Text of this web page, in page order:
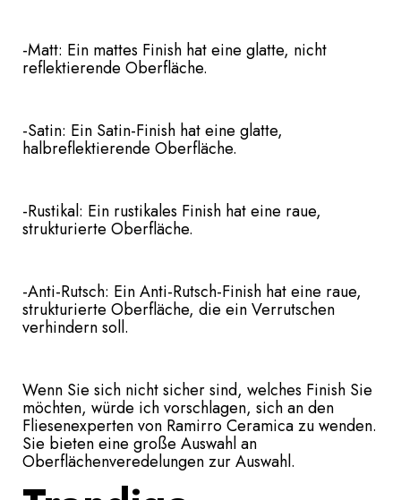
-Matt: Ein mattes Finish hat eine glatte, nicht
reflektierende Oberfläche.
-Satin: Ein Satin-Finish hat eine glatte,
halbreflektierende Oberfläche.
-Rustikal: Ein rustikales Finish hat eine raue,
strukturierte Oberfläche.
-Anti-Rutsch: Ein Anti-Rutsch-Finish hat eine raue,
strukturierte Oberfläche, die ein Verrutschen
verhindern soll.
Wenn Sie sich nicht sicher sind, welches Finish Sie
möchten, würde ich vorschlagen, sich an den
Fliesenexperten von Ramirro Ceramica zu wenden.
Sie bieten eine große Auswahl an
Oberflächenveredelungen zur Auswahl.